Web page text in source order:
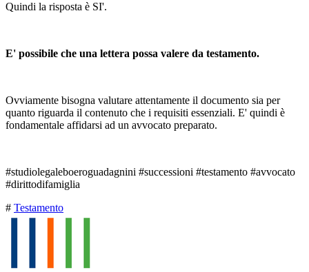
Quindi la risposta è SI'.
E' possibile che una lettera possa valere d​a testamento.
Ovviamente bisogna valutare attentamente il documento sia per
quanto riguarda il contenuto che i requisiti essenziali. E' quindi è
fondamentale affidarsi ad un avvocato preparato.
#studiolegaleboeroguadagnini #successioni #testamento #avvocato
#dirittodifamiglia
# Testamento